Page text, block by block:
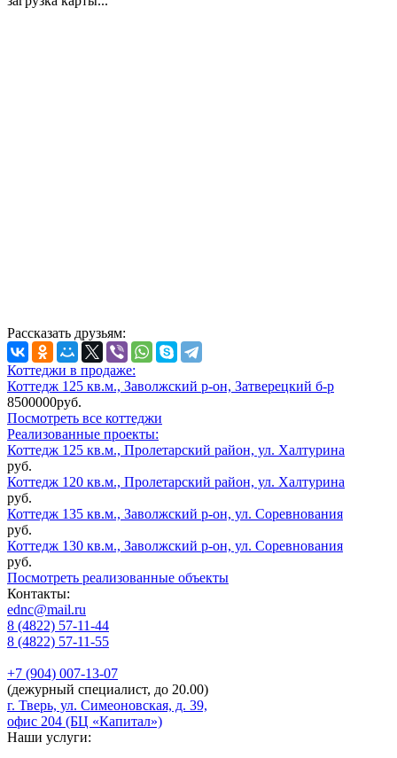
Рассказать друзьям:
Коттеджи в продаже:
Коттедж 125 кв.м., Заволжский р-он, Затверецкий б-р
8500000руб.
Посмотреть все коттеджи
Реализованные проекты:
Коттедж 125 кв.м., Пролетарский район, ул. Халтурина
руб.
Коттедж 120 кв.м., Пролетарский район, ул. Халтурина
руб.
Коттедж 135 кв.м., Заволжский р-он, ул. Соревнования
руб.
Коттедж 130 кв.м., Заволжский р-он, ул. Соревнования
руб.
Посмотреть реализованные объекты
Контакты:
ednc@mail.ru
8 (4822) 57-11-44
8 (4822) 57-11-55
+7 (904) 007-13-07
(дежурный специалист, до 20.00)
г. Тверь, ул. Симеоновская, д. 39,
офис 204 (БЦ «Капитал»)
Наши услуги: